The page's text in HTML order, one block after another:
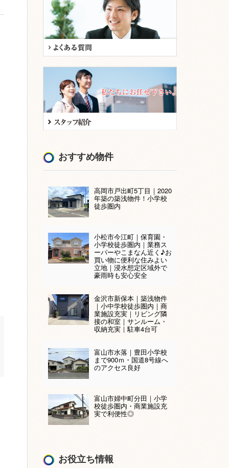
おすすめ物件
高岡市戸出町5丁目｜2020
年築の築浅物件！小学校
徒歩圏内
小松市今江町｜保育園・
小学校徒歩圏内｜業務ス
ーパーやこまなん近く♪お
買い物に便利な住みよい
立地｜浸水想定区域外で
豪雨時も安心安全
金沢市新保本｜築浅物件
｜小中学校徒歩圏内｜商
業施設充実｜リビング隣
接の和室｜サンルーム・
収納充実｜駐車4台可
富山市水落｜豊田小学校
まで900ｍ・国道8号線へ
のアクセス良好
富山市婦中町分田｜小学
校徒歩圏内・商業施設充
実で利便性◎
お役立ち情報